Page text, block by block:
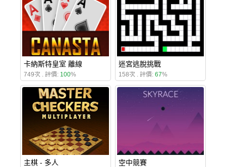
卡納斯特皇室 離線
749次 . 評價: 100%
迷宮逃脫挑戰
158次 . 評價: 67%
主棋 - 多人 空中競賽